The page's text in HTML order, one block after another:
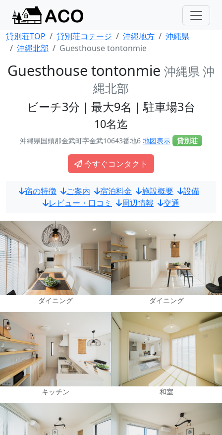
貸別荘TOP 貸別荘コテージ 沖縄地方
沖縄県
沖縄北部
Guesthouse tontonmie
Guesthouse tontonmie 沖縄県 沖
縄北部
ビーチ3分｜最大9名｜駐車場3台
10名迄
沖縄県国頭郡金武町字金武10643番地6地図表示 貸別荘
今すぐコンタクト
宿の特徴 ご案内 宿泊料金 施設概要
設備
レビュー・口コミ
周辺情報 交通
ダイニング ダイニング
キッチン 和室